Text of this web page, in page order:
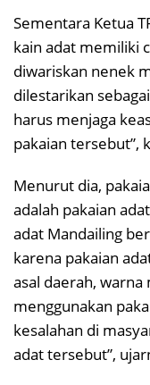
Sementara Ketua
kain adat memiliki
diwariskan nenek
dilestarikan
harus menjaga
pakaian tersebut”,
Menurut dia,
adalah pakaian
adat Mandailing
karena pakaian
asal daerah,
menggunakan
kesalahan di
adat tersebut”,